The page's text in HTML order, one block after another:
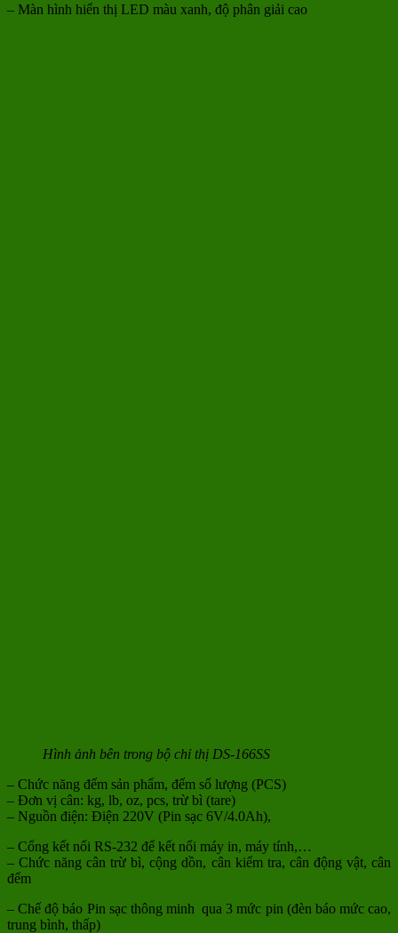
– Màn hình hiển thị LED màu xanh, độ phân giải cao
Hình ảnh bên trong bộ chỉ thị DS-166SS
– Chức năng đếm sản phẩm, đếm số lượng (PCS)
– Đơn vị cân: kg, lb, oz, pcs, trừ bì (tare)
– Nguồn điện: Điện 220V (Pin sạc 6V/4.0Ah),
– Cổng kết nối RS-232 để kết nối máy in, máy tính,…
– Chức năng cân trừ bì, cộng dồn, cân kiểm tra, cân động vật, cân
đếm
– Chế độ báo Pin sạc thông minh qua 3 mức pin (đèn báo mức cao,
trung bình, thấp)